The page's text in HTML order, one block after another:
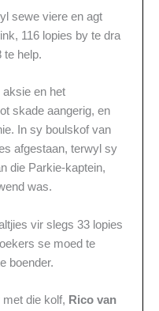
sewe viere en agt
116 lopies by te dra
te help.
aksie en het
skade aangerig, en
In sy boulskof van
afgestaan, terwyl sy
die Parkie-kaptein,
was.
vir slegs 33 lopies
se moed te
boender.
die kolf, Rico van